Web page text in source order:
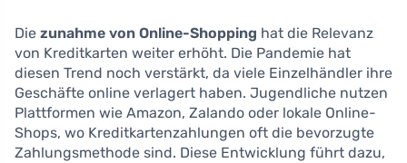
Die zunahme von Online-Shopping hat die Relevanz
von Kreditkarten weiter erhöht. Die Pandemie hat
diesen Trend noch verstärkt, da viele Einzelhändler ihre
Geschäfte online verlagert haben. Jugendliche nutzen
Plattformen wie Amazon, Zalando oder lokale Online-
Shops, wo Kreditkartenzahlungen oft die bevorzugte
Zahlungsmethode sind. Diese Entwicklung führt dazu,